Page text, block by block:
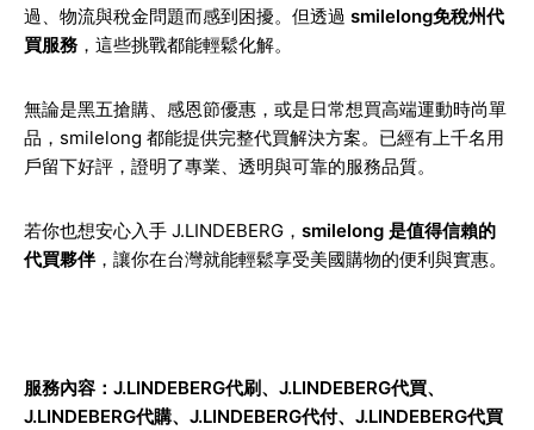
過、物流與稅金問題而感到困擾。但透過 smilelong免稅州代
買服務 ，這些挑戰都能輕鬆化解。
無論是黑五搶購、感恩節優惠，或是日常想買高端運動時尚單
品，smilelong 都能提供完整代買解決方案。已經有上千名用
戶留下好評，證明了專業、透明與可靠的服務品質。
若你也想安心入手 J.LINDEBERG， smilelong 是值得信賴的
代買夥伴，讓你在台灣就能輕鬆享受美國購物的便利與實惠。
服務內容：J.LINDEBERG代刷、J.LINDEBERG代買、
J.LINDEBERG代購、J.LINDEBERG代付、J.LINDEBERG代買